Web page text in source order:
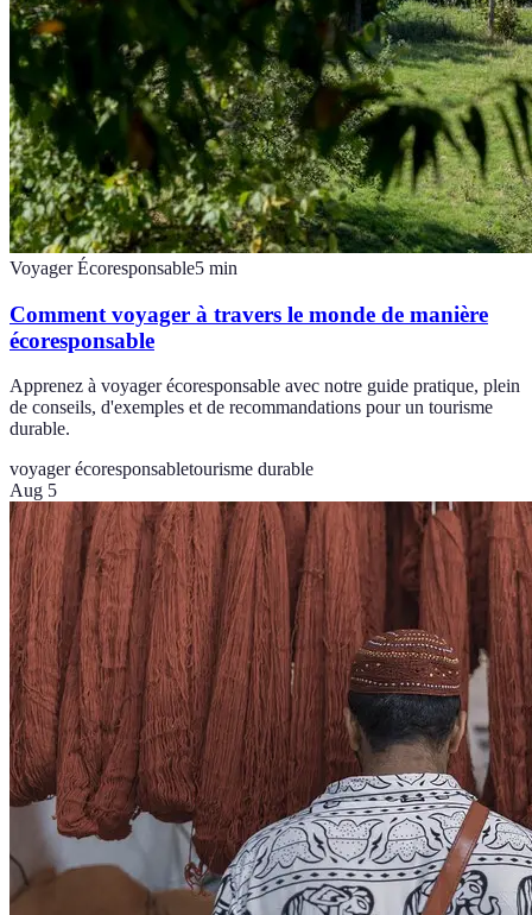
Voyager Écoresponsable5 min
Comment voyager à travers le monde de manière
écoresponsable
Apprenez à voyager écoresponsable avec notre guide pratique, plein
de conseils, d'exemples et de recommandations pour un tourisme
durable.
voyager écoresponsabletourisme durable
Aug 5